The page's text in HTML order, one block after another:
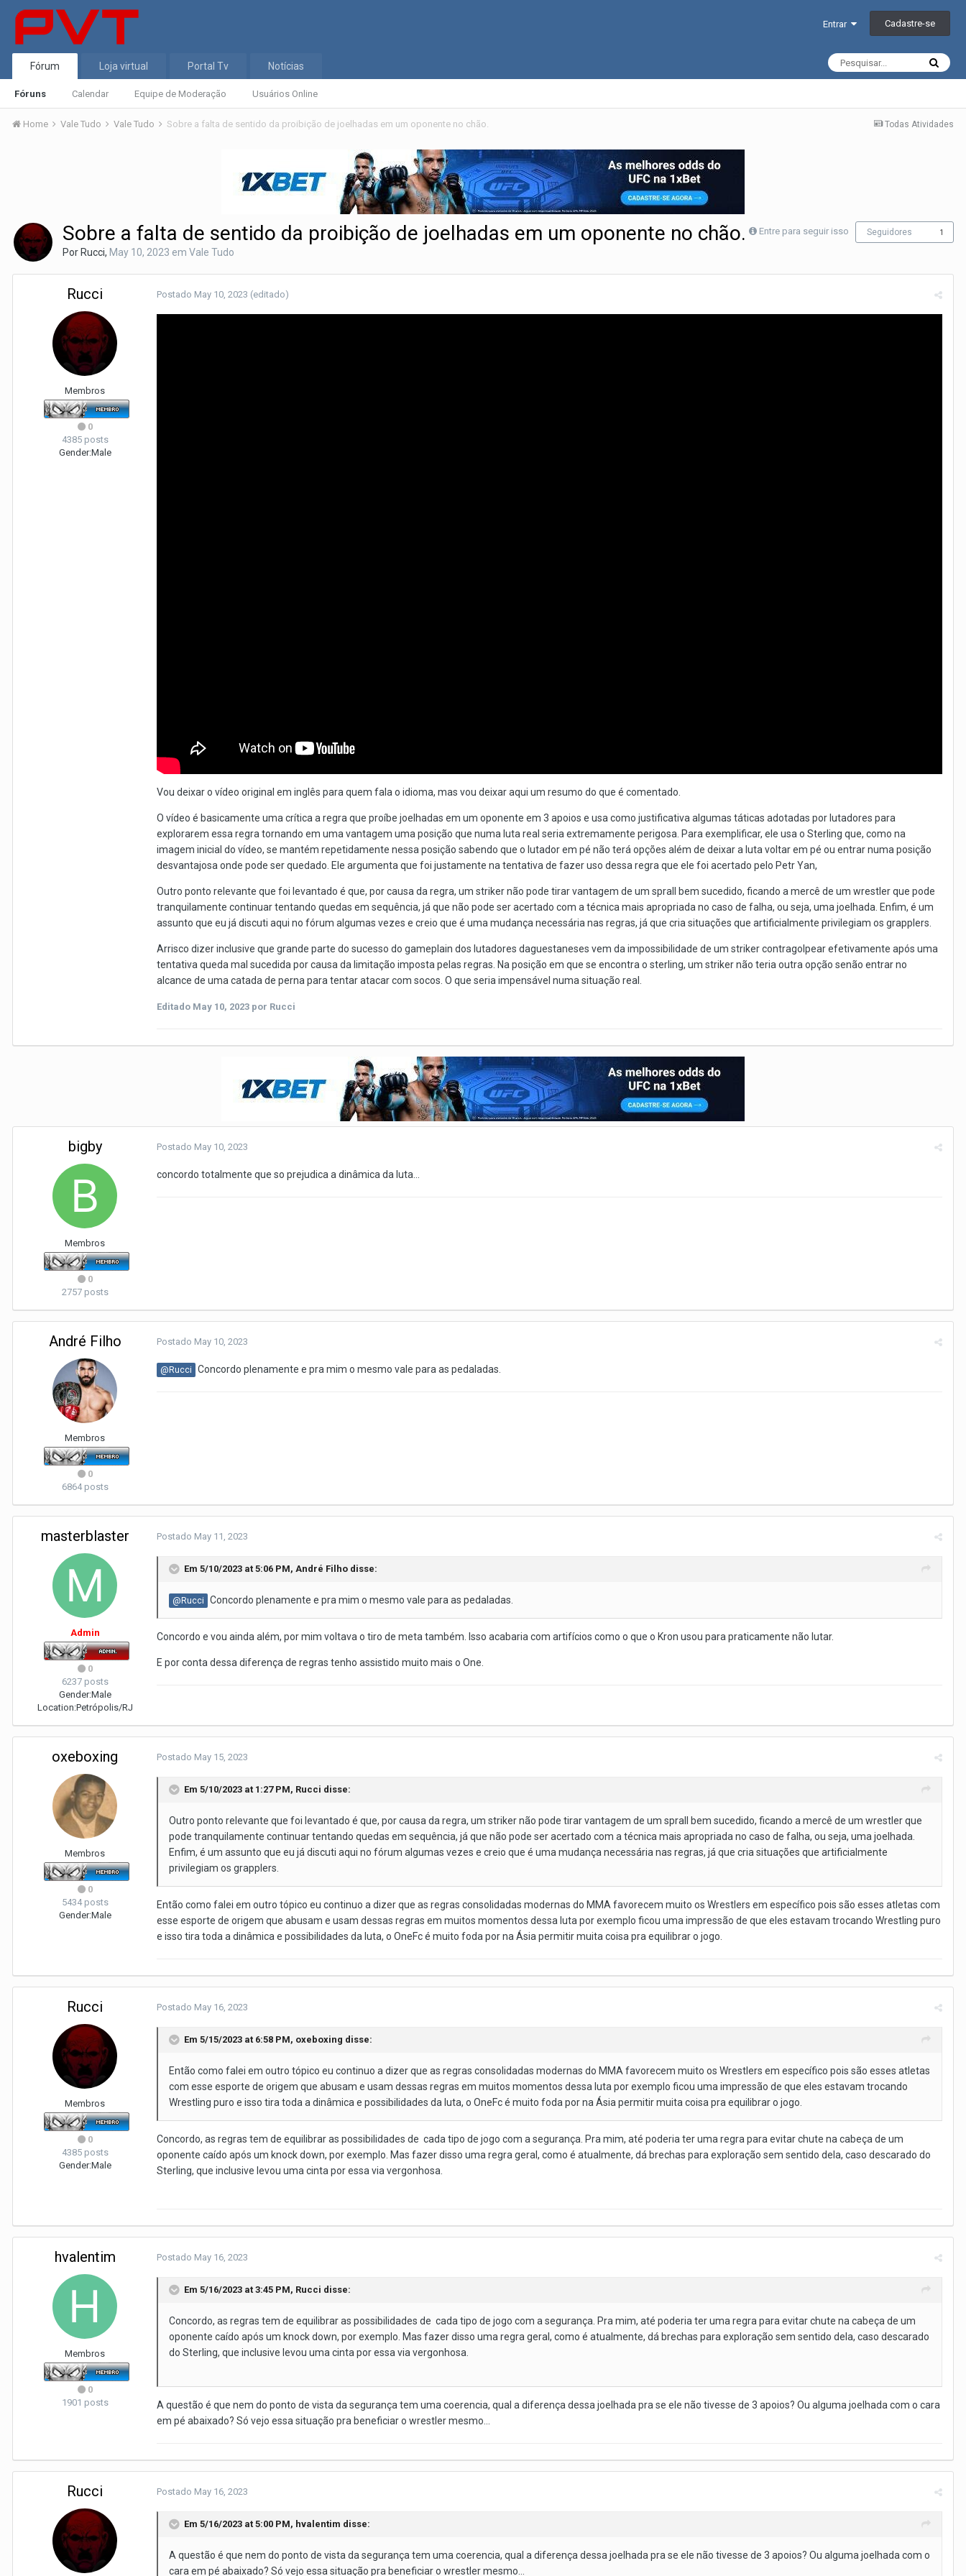
Entrar Cadastre-se
Fórum
Fóruns Calendar Equipe de Moderação Usuários Online
Loja virtual Portal Tv Notícias
Todas Atividades
Home Vale Tudo Vale Tudo Sobre a falta de sentido da proibição de joelhadas em um oponente no chão.
Entre para seguir isso Seguidores 1
Sobre a falta de sentido da proibição de joelhadas em um oponente no chão.
Por Rucci, May 10, 2023 em Vale Tudo
Rucci
Membros
0
4385 posts
Gender:Male
Postado May 10, 2023 (editado)
Vou deixar o vídeo original em inglês para quem fala o idioma, mas vou deixar aqui um resumo do que é comentado.
O vídeo é basicamente uma crítica a regra que proíbe joelhadas em um oponente em 3 apoios e usa como justificativa algumas táticas adotadas por lutadores para
explorarem essa regra tornando em uma vantagem uma posição que numa luta real seria extremamente perigosa. Para exemplificar, ele usa o Sterling que, como na
imagem inicial do vídeo, se mantém repetidamente nessa posição sabendo que o lutador em pé não terá opções além de deixar a luta voltar em pé ou entrar numa posição
desvantajosa onde pode ser quedado. Ele argumenta que foi justamente na tentativa de fazer uso dessa regra que ele foi acertado pelo Petr Yan,
Outro ponto relevante que foi levantado é que, por causa da regra, um striker não pode tirar vantagem de um sprall bem sucedido, ficando a mercê de um wrestler que pode
tranquilamente continuar tentando quedas em sequência, já que não pode ser acertado com a técnica mais apropriada no caso de falha, ou seja, uma joelhada. Enfim, é um
assunto que eu já discuti aqui no fórum algumas vezes e creio que é uma mudança necessária nas regras, já que cria situações que artificialmente privilegiam os grapplers.
Arrisco dizer inclusive que grande parte do sucesso do gameplain dos lutadores daguestaneses vem da impossibilidade de um striker contragolpear efetivamente após uma
tentativa queda mal sucedida por causa da limitação imposta pelas regras. Na posição em que se encontra o sterling, um striker não teria outra opção senão entrar no
alcance de uma catada de perna para tentar atacar com socos. O que seria impensável numa situação real.
Editado May 10, 2023 por Rucci
bigby
Membros
0
2757 posts
Postado May 10, 2023
concordo totalmente que so prejudica a dinâmica da luta...
André Filho
Membros
0
6864 posts
Postado May 10, 2023
@Rucci Concordo plenamente e pra mim o mesmo vale para as pedaladas.
masterblaster
Admin
0
6237 posts
Gender:Male
Location:Petrópolis/RJ
Postado May 11, 2023
Em 5/10/2023 at 5:06 PM, André Filho disse:
@Rucci Concordo plenamente e pra mim o mesmo vale para as pedaladas.
Concordo e vou ainda além, por mim voltava o tiro de meta também. Isso acabaria com artifícios como o que o Kron usou para praticamente não lutar.
E por conta dessa diferença de regras tenho assistido muito mais o One.
oxeboxing
Membros
0
5434 posts
Gender:Male
Postado May 15, 2023
Em 5/10/2023 at 1:27 PM, Rucci disse:
Outro ponto relevante que foi levantado é que, por causa da regra, um striker não pode tirar vantagem de um sprall bem sucedido, ficando a mercê de um wrestler que
pode tranquilamente continuar tentando quedas em sequência, já que não pode ser acertado com a técnica mais apropriada no caso de falha, ou seja, uma joelhada.
Enfim, é um assunto que eu já discuti aqui no fórum algumas vezes e creio que é uma mudança necessária nas regras, já que cria situações que artificialmente
privilegiam os grapplers.
Então como falei em outro tópico eu continuo a dizer que as regras consolidadas modernas do MMA favorecem muito os Wrestlers em específico pois são esses atletas com
esse esporte de origem que abusam e usam dessas regras em muitos momentos dessa luta por exemplo ficou uma impressão de que eles estavam trocando Wrestling puro
e isso tira toda a dinâmica e possibilidades da luta, o OneFc é muito foda por na Ásia permitir muita coisa pra equilibrar o jogo.
Rucci
Membros
0
4385 posts
Gender:Male
Postado May 16, 2023
Em 5/15/2023 at 6:58 PM, oxeboxing disse:
Então como falei em outro tópico eu continuo a dizer que as regras consolidadas modernas do MMA favorecem muito os Wrestlers em específico pois são esses atletas
com esse esporte de origem que abusam e usam dessas regras em muitos momentos dessa luta por exemplo ficou uma impressão de que eles estavam trocando
Wrestling puro e isso tira toda a dinâmica e possibilidades da luta, o OneFc é muito foda por na Ásia permitir muita coisa pra equilibrar o jogo.
Concordo, as regras tem de equilibrar as possibilidades de cada tipo de jogo com a segurança. Pra mim, até poderia ter uma regra para evitar chute na cabeça de um
oponente caído após um knock down, por exemplo. Mas fazer disso uma regra geral, como é atualmente, dá brechas para exploração sem sentido dela, caso descarado do
Sterling, que inclusive levou uma cinta por essa via vergonhosa.
hvalentim
Membros
0
1901 posts
Postado May 16, 2023
Em 5/16/2023 at 3:45 PM, Rucci disse:
Concordo, as regras tem de equilibrar as possibilidades de cada tipo de jogo com a segurança. Pra mim, até poderia ter uma regra para evitar chute na cabeça de um
oponente caído após um knock down, por exemplo. Mas fazer disso uma regra geral, como é atualmente, dá brechas para exploração sem sentido dela, caso descarado
do Sterling, que inclusive levou uma cinta por essa via vergonhosa.
A questão é que nem do ponto de vista da segurança tem uma coerencia, qual a diferença dessa joelhada pra se ele não tivesse de 3 apoios? Ou alguma joelhada com o cara
em pé abaixado? Só vejo essa situação pra beneficiar o wrestler mesmo...
Rucci Postado May 16, 2023
Em 5/16/2023 at 5:00 PM, hvalentim disse:
A questão é que nem do ponto de vista da segurança tem uma coerencia, qual a diferença dessa joelhada pra se ele não tivesse de 3 apoios? Ou alguma joelhada com o
cara em pé abaixado? Só vejo essa situação pra beneficiar o wrestler mesmo...